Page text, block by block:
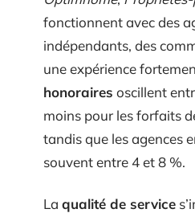
fonctionnent avec des
indépendants, des
une expérience
honoraires oscillent
moins pour les forfaits
tandis que les agences
souvent entre 4 et 8 %.
La qualité de service